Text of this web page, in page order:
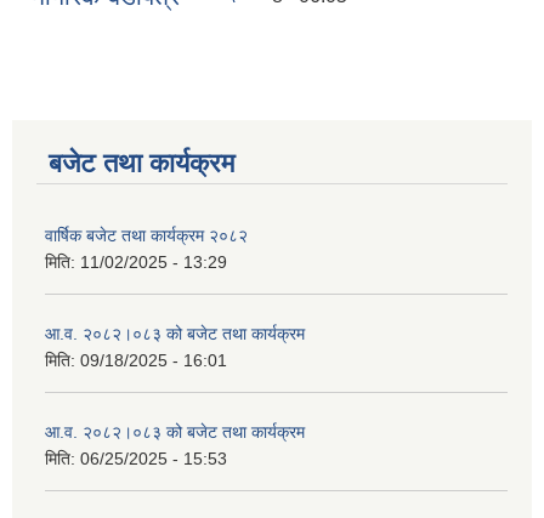
बजेट तथा कार्यक्रम
वार्षिक बजेट तथा कार्यक्रम २०८२
मिति: 11/02/2025 - 13:29
आ.व. २०८२।०८३ को बजेट तथा कार्यक्रम
मिति: 09/18/2025 - 16:01
आ.व. २०८२।०८३ को बजेट तथा कार्यक्रम
मिति: 06/25/2025 - 15:53